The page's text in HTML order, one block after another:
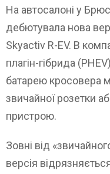
На автосалоні у
дебютувала нова
Skyactiv R-EV. В
плагін-гібрида
батарею кросовера
звичайної розетки
пристрою.
Зовні від
версія